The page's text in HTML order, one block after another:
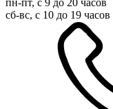
пн-пт, с 9 до 20 часов
сб-вс, с 10 до 19 часов